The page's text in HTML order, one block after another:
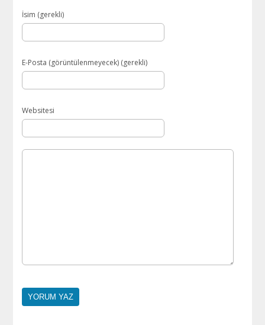
İsim (gerekli)
E-Posta (görüntülenmeyecek) (gerekli)
Websitesi